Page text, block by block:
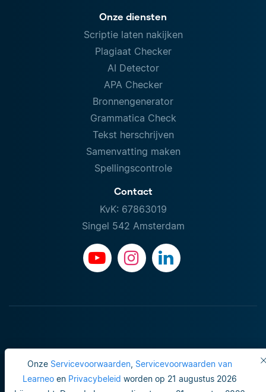
Onze Servicevoorwaarden, Servicevoorwaarden van
Learneoen Privacybeleid worden op 21 augustus 2026
Onze diensten
Scriptie laten nakijken
Plagiaat Checker
AI Detector
APA Checker
Bronnengenerator
Grammatica Check
Tekst herschrijven
Samenvatting maken
Spellingscontrole
Contact
KvK: 67863019
Singel 542 Amsterdam